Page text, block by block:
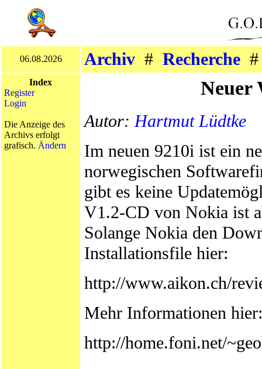
06.08.2026 Archiv # Recherche
Index
Register
Login
Die Anzeige des
Archivs erfolgt
grafisch. Ändern
Neuer
Autor:Hartmut Lüdtke
Im neuen 9210i ist ein
norwegischen
gibt es keine
V1.2-CD von Nokia ist
Solange Nokia den
Installationsfile hier:
http://www.aikon.ch/
Mehr Informationen hier:
http://home.foni.net/